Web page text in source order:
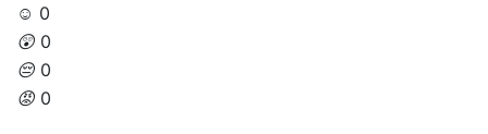
☺️ 0
😲 0
😔 0
😡 0